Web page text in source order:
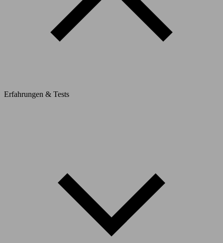
Erfahrungen & Tests